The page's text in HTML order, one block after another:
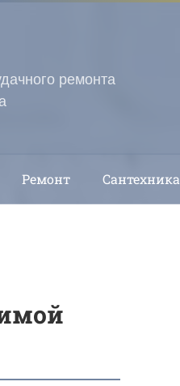
ремонта
Ремонт Сантехника